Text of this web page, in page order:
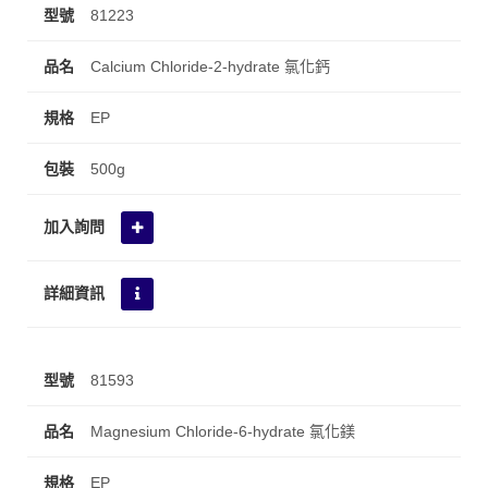
81223
Calcium Chloride-2-hydrate 氯化鈣
EP
500g
81593
Magnesium Chloride-6-hydrate 氯化鎂
EP